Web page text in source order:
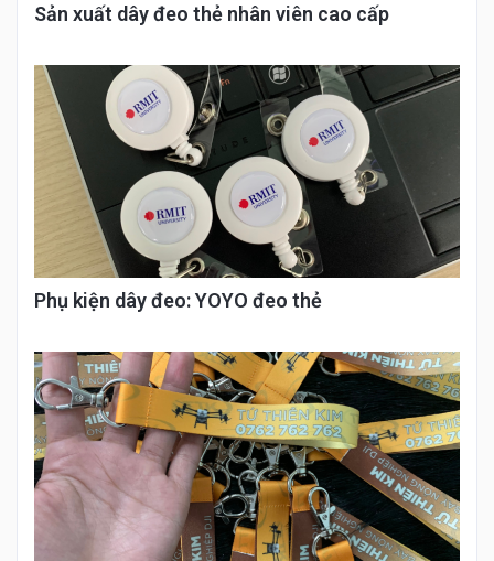
Sản xuất dây đeo thẻ nhân viên cao cấp
Phụ kiện dây đeo: YOYO đeo thẻ